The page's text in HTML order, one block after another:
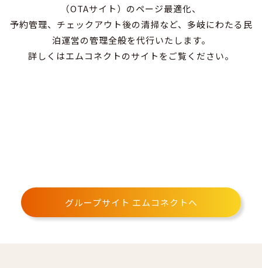
（OTAサイト）のページ最適化、
予約管理、チェックアウト後の清掃など、多岐にわたる民
泊運営の管理全般を代行いたします。
詳しくはエムコネクトのサイトをご覧ください。
グループサイト エムコネクトへ